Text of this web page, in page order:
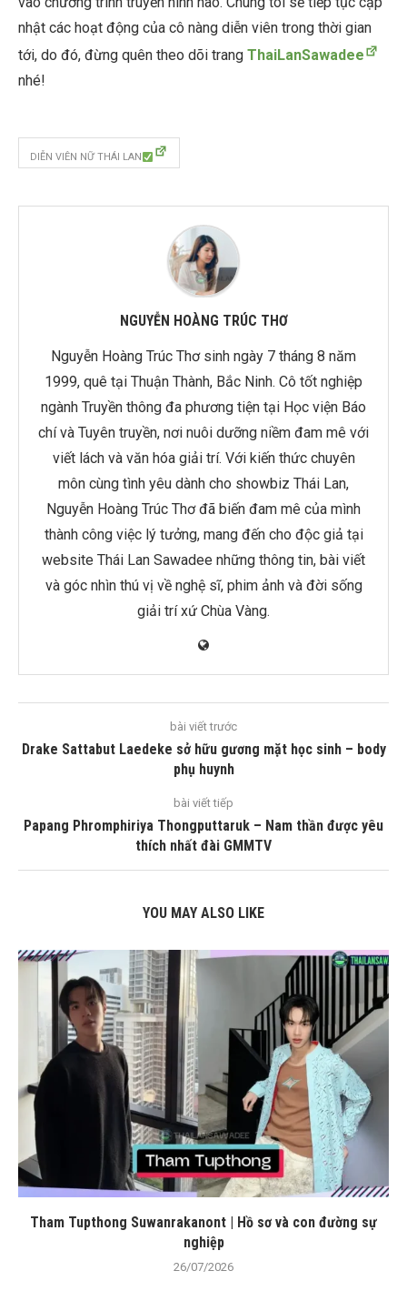
nhật các hoạt động của cô nàng diễn viên trong thời gian
tới, do đó, đừng quên theo dõi trang ThaiLanSawadee
nhé!
DIỄN VIÊN NỮ THÁI LAN
NGUYỄN HOÀNG TRÚC THƠ
Nguyễn Hoàng Trúc Thơ sinh ngày 7 tháng 8 năm
1999, quê tại Thuận Thành, Bắc Ninh. Cô tốt nghiệp
ngành Truyền thông đa phương tiện tại Học viện Báo
chí và Tuyên truyền, nơi nuôi dưỡng niềm đam mê với
viết lách và văn hóa giải trí. Với kiến thức chuyên
môn cùng tình yêu dành cho showbiz Thái Lan,
Nguyễn Hoàng Trúc Thơ đã biến đam mê của mình
thành công việc lý tưởng, mang đến cho độc giả tại
website Thái Lan Sawadee những thông tin, bài viết
và góc nhìn thú vị về nghệ sĩ, phim ảnh và đời sống
giải trí xứ Chùa Vàng.
bài viết trước
Drake Sattabut Laedeke sở hữu gương mặt học sinh – body
phụ huynh
bài viết tiếp
Papang Phromphiriya Thongputtaruk – Nam thần được yêu
thích nhất đài GMMTV
YOU MAY ALSO LIKE
Tham Tupthong Suwanrakanont | Hồ sơ và con đường sự
nghiệp
26/07/2026